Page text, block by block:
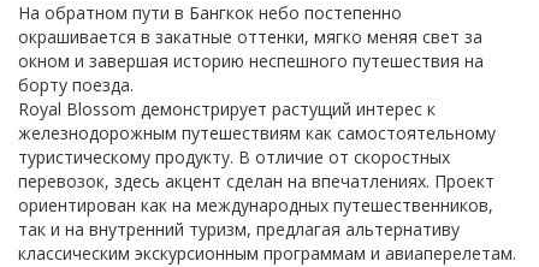
На обратном пути в Бангкок небо постепенно
окрашивается в закатные оттенки, мягко меняя свет за
окном и завершая историю неспешного путешествия на
борту поезда.
Royal Blossom демонстрирует растущий интерес к
железнодорожным путешествиям как самостоятельному
туристическому продукту. В отличие от скоростных
перевозок, здесь акцент сделан на впечатлениях. Проект
ориентирован как на международных путешественников,
так и на внутренний туризм, предлагая альтернативу
классическим экскурсионным программам и авиаперелетам.